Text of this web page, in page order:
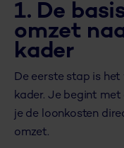
1. De
omzet
kader
De eerste stap is
kader. Je begint
je de loonkosten
omzet.